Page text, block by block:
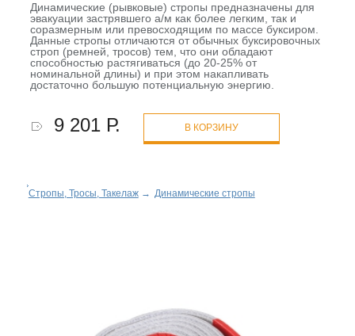
Динамические (рывковые) стропы предназначены для
эвакуации застрявшего а/м как более легким, так и
соразмерным или превосходящим по массе буксиром.
Данные стропы отличаются от обычных буксировочных
строп (ремней, тросов) тем, что они обладают
способностью растягиваться (до 20-25% от
номинальной длины) и при этом накапливать
достаточно большую потенциальную энергию.
9 201 Р. В КОРЗИНУ
Стропы, Тросы, Такелаж→ Динамические стропы